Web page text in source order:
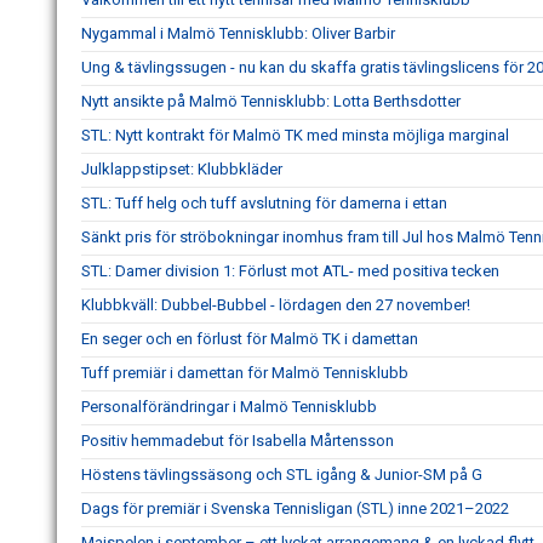
Nygammal i Malmö Tennisklubb: Oliver Barbir
Ung & tävlingssugen - nu kan du skaffa gratis tävlingslicens för
Nytt ansikte på Malmö Tennisklubb: Lotta Berthsdotter
STL: Nytt kontrakt för Malmö TK med minsta möjliga marginal
Julklappstipset: Klubbkläder
STL: Tuff helg och tuff avslutning för damerna i ettan
Sänkt pris för ströbokningar inomhus fram till Jul hos Malmö
STL: Damer division 1: Förlust mot ATL- med positiva tecken
Klubbkväll: Dubbel-Bubbel - lördagen den 27 november!
En seger och en förlust för Malmö TK i damettan
Tuff premiär i damettan för Malmö Tennisklubb
Personalförändringar i Malmö Tennisklubb
Positiv hemmadebut för Isabella Mårtensson
Höstens tävlingssäsong och STL igång & Junior-SM på G
Dags för premiär i Svenska Tennisligan (STL) inne 2021–2022